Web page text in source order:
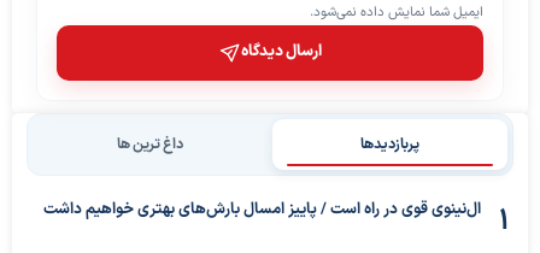
ایمیل شما نمایش داده نمی‌شود.
ارسال دیدگاه
پربازدیدها داغ ترین ها
ال‌نینوی قوی در راه است / پاییز امسال بارش‌های بهتری خواهیم داشت